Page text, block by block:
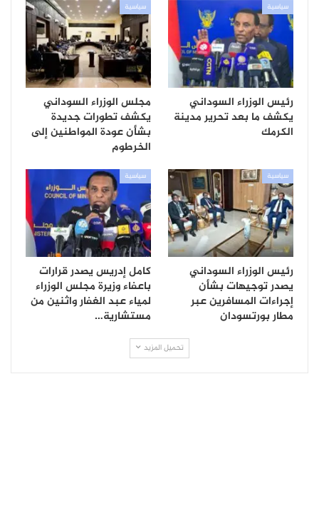
سياسية
رئيس الوزراء السوداني
يكشف ما بعد تحرير مدينة
الكرمك
سياسية
مجلس الوزراء السوداني
يكشف تطورات جديدة
بشأن عودة المواطنين إلى
الخرطوم
سياسية
رئيس الوزراء السوداني
يصدر توجيهات بشأن
إجراءات المسافرين عبر
مطار بورتسودان
سياسية
كامل إدريس يصدر قرارات
باعفاء وزيرة مجلس الوزراء
لمياء عبد الغفار واثنين من
مستشارية…
تحميل المزيد